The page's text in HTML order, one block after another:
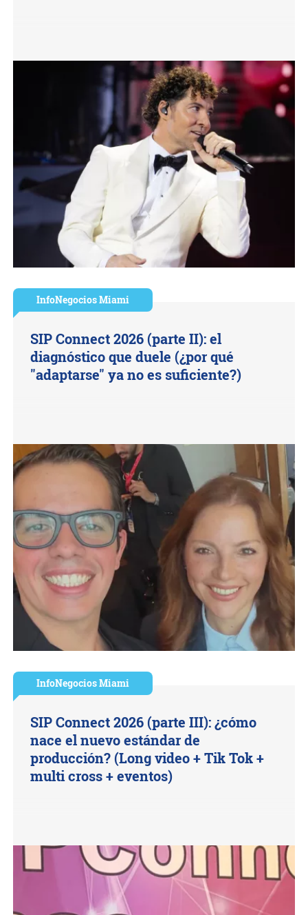
InfoNegocios Miami
SIP Connect 2026 (parte II): el
diagnóstico que duele (¿por qué
"adaptarse" ya no es suficiente?)
InfoNegocios Miami
SIP Connect 2026 (parte III): ¿cómo
nace el nuevo estándar de
producción? (Long video + Tik Tok +
multi cross + eventos)